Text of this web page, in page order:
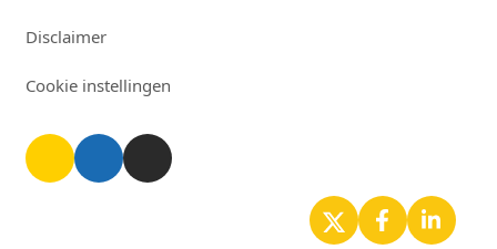
Disclaimer
Cookie instellingen